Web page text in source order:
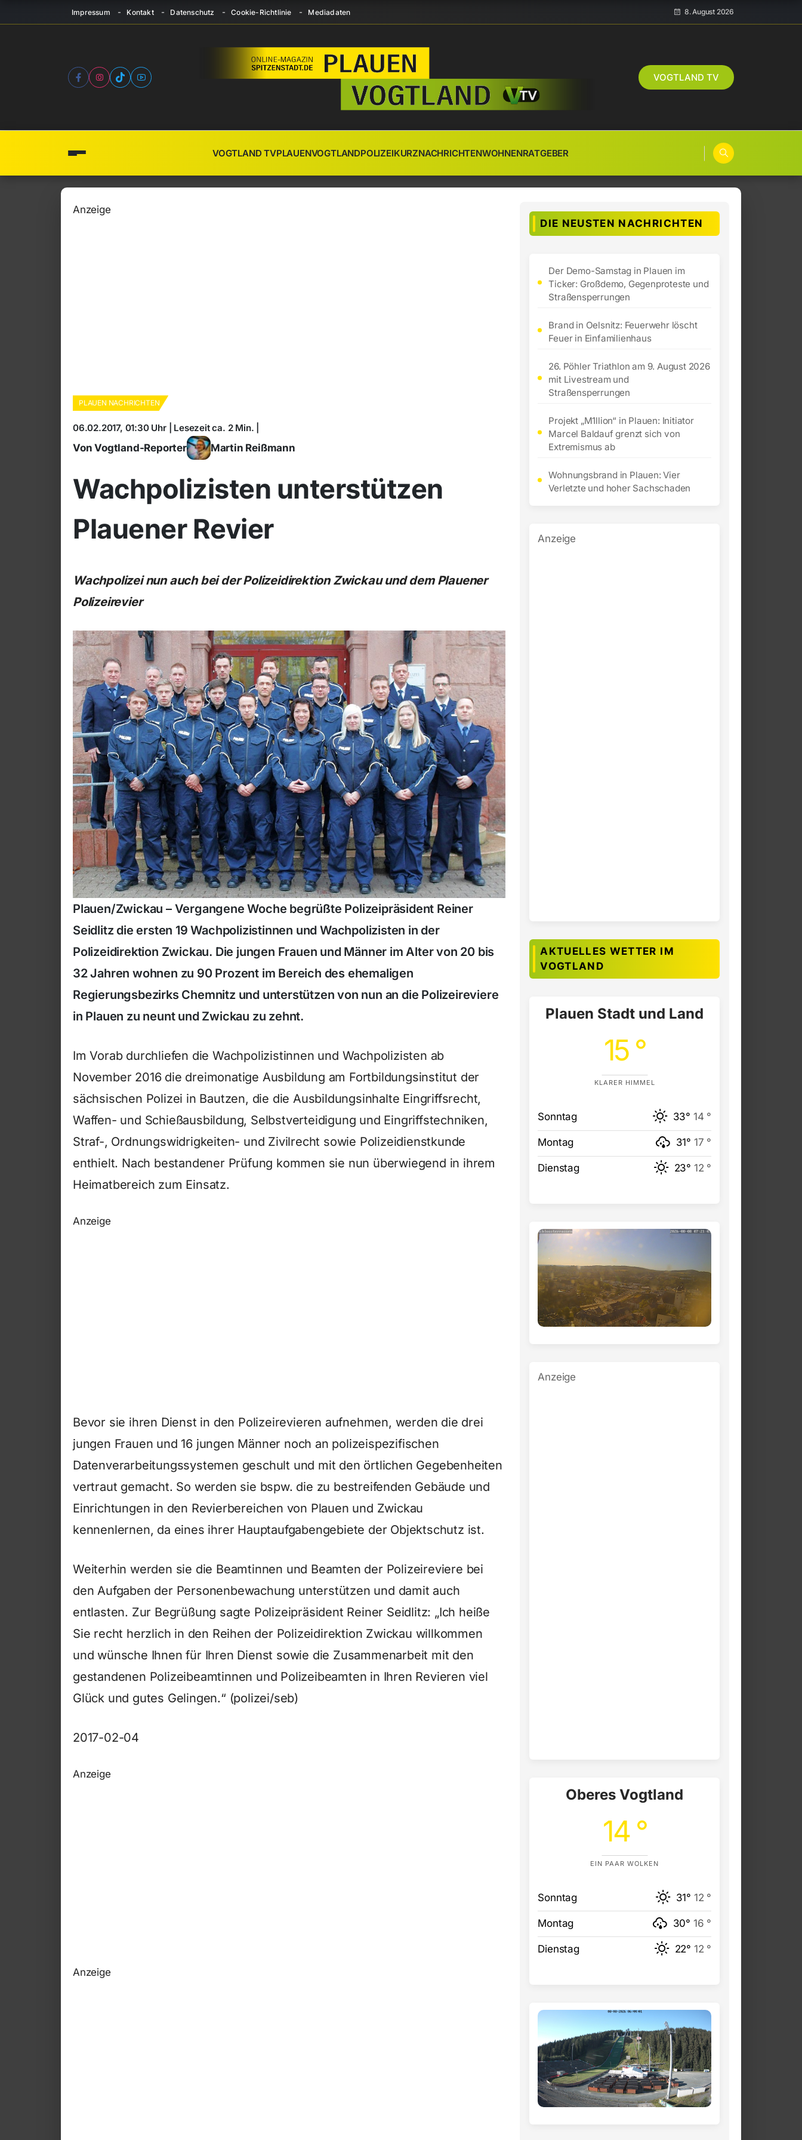
Impressum Kontakt Datenschutz Cookie-Richtlinie Mediadaten 8. August 2026
VOGTLAND TV
VOGTLAND TVPLAUENVOGTLANDPOLIZEIKURZNACHRICHTENWOHNENRATGEBER
Anzeige
PLAUEN NACHRICHTEN
06.02.2017, 01:30 Uhr | Lesezeit ca. 2 Min. |
Von Vogtland-Reporter Martin Reißmann
Wachpolizisten unterstützen
Plauener Revier
Wachpolizei nun auch bei der Polizeidirektion Zwickau und dem Plauener
Polizeirevier
Plauen/Zwickau – Vergangene Woche begrüßte Polizeipräsident Reiner
Seidlitz die ersten 19 Wachpolizistinnen und Wachpolizisten in der
Polizeidirektion Zwickau. Die jungen Frauen und Männer im Alter von 20 bis
32 Jahren wohnen zu 90 Prozent im Bereich des ehemaligen
Regierungsbezirks Chemnitz und unterstützen von nun an die Polizeireviere
in Plauen zu neunt und Zwickau zu zehnt.
Im Vorab durchliefen die Wachpolizistinnen und Wachpolizisten ab
November 2016 die dreimonatige Ausbildung am Fortbildungsinstitut der
sächsischen Polizei in Bautzen, die die Ausbildungsinhalte Eingriffsrecht,
Waffen- und Schießausbildung, Selbstverteidigung und Eingriffstechniken,
Straf-, Ordnungswidrigkeiten- und Zivilrecht sowie Polizeidienstkunde
enthielt. Nach bestandener Prüfung kommen sie nun überwiegend in ihrem
Heimatbereich zum Einsatz.
Anzeige
Bevor sie ihren Dienst in den Polizeirevieren aufnehmen, werden die drei
jungen Frauen und 16 jungen Männer noch an polizeispezifischen
Datenverarbeitungssystemen geschult und mit den örtlichen Gegebenheiten
vertraut gemacht. So werden sie bspw. die zu bestreifenden Gebäude und
Einrichtungen in den Revierbereichen von Plauen und Zwickau
kennenlernen, da eines ihrer Hauptaufgabengebiete der Objektschutz ist.
Weiterhin werden sie die Beamtinnen und Beamten der Polizeireviere bei
den Aufgaben der Personenbewachung unterstützen und damit auch
entlasten. Zur Begrüßung sagte Polizeipräsident Reiner Seidlitz: „Ich heiße
Sie recht herzlich in den Reihen der Polizeidirektion Zwickau willkommen
und wünsche Ihnen für Ihren Dienst sowie die Zusammenarbeit mit den
gestandenen Polizeibeamtinnen und Polizeibeamten in Ihren Revieren viel
Glück und gutes Gelingen.“ (polizei/seb)
2017-02-04
Anzeige
Anzeige
DIE NEUSTEN NACHRICHTEN
Der Demo-Samstag in Plauen im
Ticker: Großdemo, Gegenproteste und
Straßensperrungen
Brand in Oelsnitz: Feuerwehr löscht
Feuer in Einfamilienhaus
26. Pöhler Triathlon am 9. August 2026
mit Livestream und
Straßensperrungen
Projekt „M1llion“ in Plauen: Initiator
Marcel Baldauf grenzt sich von
Extremismus ab
Wohnungsbrand in Plauen: Vier
Verletzte und hoher Sachschaden
Anzeige
AKTUELLES WETTER IM
VOGTLAND
Plauen Stadt und Land
15 °
KLARER HIMMEL
Sonntag 33° 14 °
Montag 31° 17 °
Dienstag 23° 12 °
Anzeige
Oberes Vogtland
14 °
EIN PAAR WOLKEN
Sonntag 31° 12 °
Montag 30° 16 °
Dienstag 22° 12 °